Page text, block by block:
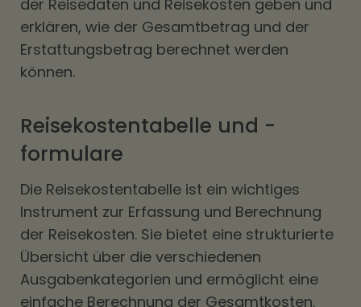
der Reisedaten und Reisekosten geben und
erklären, wie der Gesamtbetrag und der
Erstattungsbetrag berechnet werden
können.
Reisekostentabelle und -
formulare
Die Reisekostentabelle ist ein wichtiges
Instrument zur Erfassung und Berechnung
der Reisekosten. Sie bietet eine strukturierte
Übersicht über die verschiedenen
Ausgabenkategorien und ermöglicht eine
einfache Berechnung der Gesamtkosten.